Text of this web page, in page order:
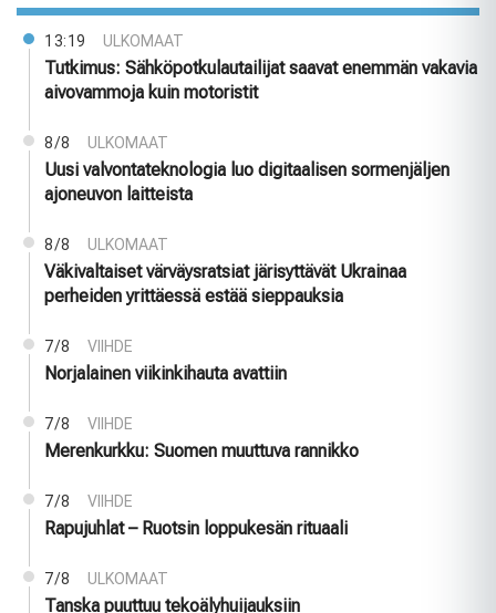
13:19 ULKOMAAT
Tutkimus: Sähköpotkulautailijat saavat enemmän vakavia
aivovammoja kuin motoristit
8/8 ULKOMAAT
Uusi valvontateknologia luo digitaalisen sormenjäljen
ajoneuvon laitteista
8/8 ULKOMAAT
Väkivaltaiset värväysratsiat järisyttävät Ukrainaa
perheiden yrittäessä estää sieppauksia
7/8 VIIHDE
Norjalainen viikinkihauta avattiin
7/8 VIIHDE
Merenkurkku: Suomen muuttuva rannikko
7/8 VIIHDE
Rapujuhlat – Ruotsin loppukesän rituaali
7/8 ULKOMAAT
Tanska puuttuu tekoälyhuijauksiin